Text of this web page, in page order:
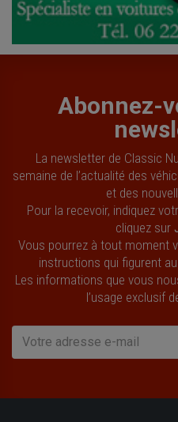
Abonnez-
La newsletter de Classic
semaine de l’actualité des
et des
Pour la recevoir, indiquez
cliquez sur
Vous pourrez à tout moment
instructions qui figurent
Les informations que vous
l’usage exclusif